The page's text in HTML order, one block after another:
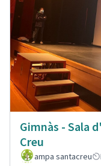
Gimnàs - Sala
Creu
ampa santacreu